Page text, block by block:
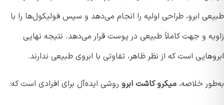
ابرو، طراحی اولیه را انجام می‌دهد و سپس فولیکول‌ها را با
و جهت کاملاً طبیعی در پوست قرار می‌دهد. نتیجه نهایی
است که از نظر ظاهر، تفاوتی با ابروی طبیعی ندارند.
خلاصه،میکرو کاشت ابروروشی ایده‌آل برای افرادی است که: